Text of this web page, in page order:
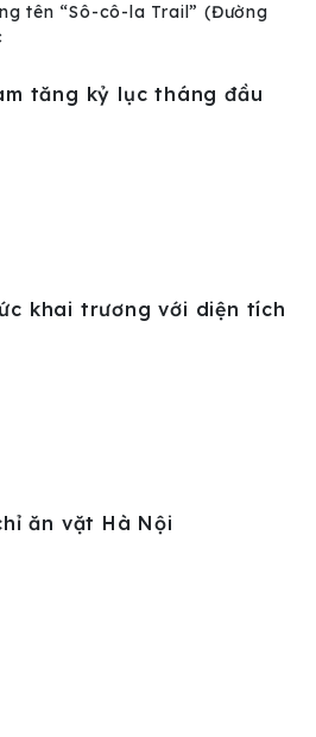
tên “Sô-cô-la Trail” (Đường
tăng kỷ lục tháng đầu
khai trương với diện tích
ăn vặt Hà Nội